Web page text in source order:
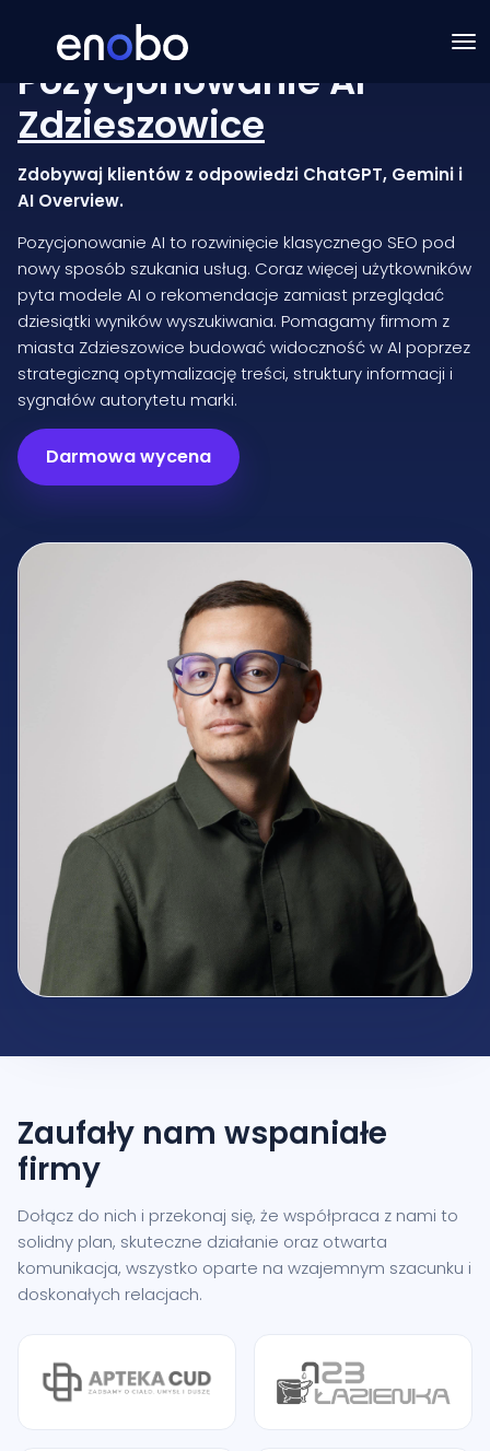
Pozycjonowanie AI
Zdzieszowice
Zdobywaj klientów z odpowiedzi ChatGPT, Gemini i
AI Overview.
Pozycjonowanie AI to rozwinięcie klasycznego SEO pod
nowy sposób szukania usług. Coraz więcej użytkowników
pyta modele AI o rekomendacje zamiast przeglądać
dziesiątki wyników wyszukiwania. Pomagamy firmom z
miasta Zdzieszowice budować widoczność w AI poprzez
strategiczną optymalizację treści, struktury informacji i
sygnałów autorytetu marki.
Darmowa wycena
Zaufały nam wspaniałe
firmy
Dołącz do nich i przekonaj się, że współpraca z nami to
solidny plan, skuteczne działanie oraz otwarta
komunikacja, wszystko oparte na wzajemnym szacunku i
doskonałych relacjach.